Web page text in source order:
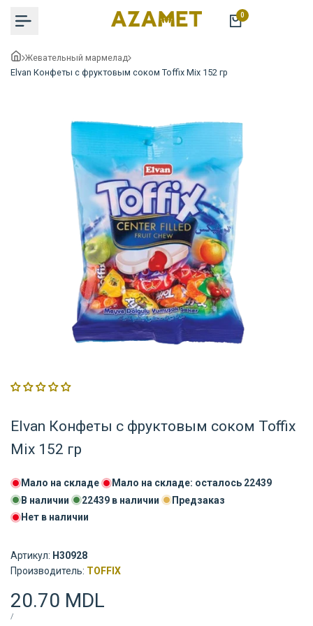
0
Жевательный мармелад
Elvan Конфеты с фруктовым соком Toffix Mix 152 гр
Elvan Конфеты с фруктовым соком Toffix
Mix 152 гр
Мало на складе Мало на складе: осталось 22439
В наличии
22439 в наличии
Предзаказ
Нет в наличии
Артикул: H30928
Производитель: Поставщик:
TOFFIX
Цена
распродажи
20.70 MDL
ЦЕНА
/